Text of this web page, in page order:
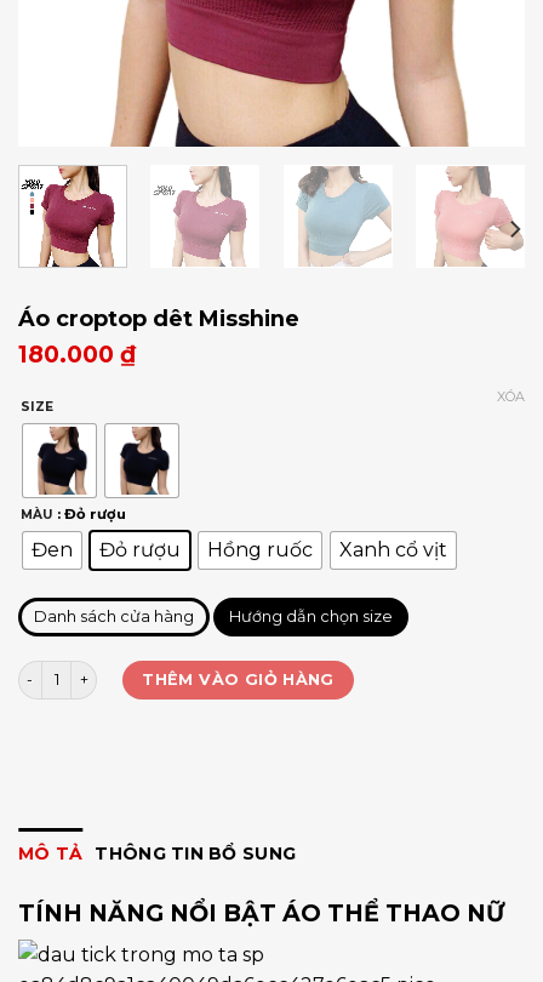
Áo croptop dêt Misshine
180.000 ₫
SIZE
MÀU : Đỏ rượu
Đen Đỏ rượu Hồng ruốc Xanh cổ vịt
XÓA
Danh sách cửa hàng Hướng dẫn chọn size
Áo croptop dêt Misshine số lượng
THÊM VÀO GIỎ HÀNG
MÔ TẢ THÔNG TIN BỔ SUNG
TÍNH NĂNG NỔI BẬT ÁO THỂ THAO NỮ